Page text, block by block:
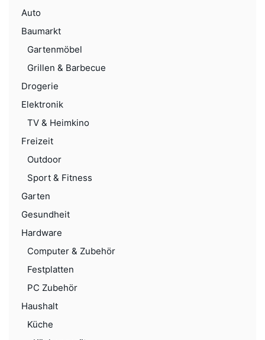
Auto
Baumarkt
Gartenmöbel
Grillen & Barbecue
Drogerie
Elektronik
TV & Heimkino
Freizeit
Outdoor
Sport & Fitness
Garten
Gesundheit
Hardware
Computer & Zubehör
Festplatten
PC Zubehör
Haushalt
Küche